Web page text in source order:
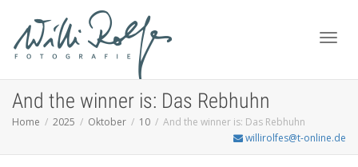
And the winner is: Das Rebhuhn
Home 2025 Oktober 10
And the winner is: Das Rebhuhn
willirolfes@t-online.de